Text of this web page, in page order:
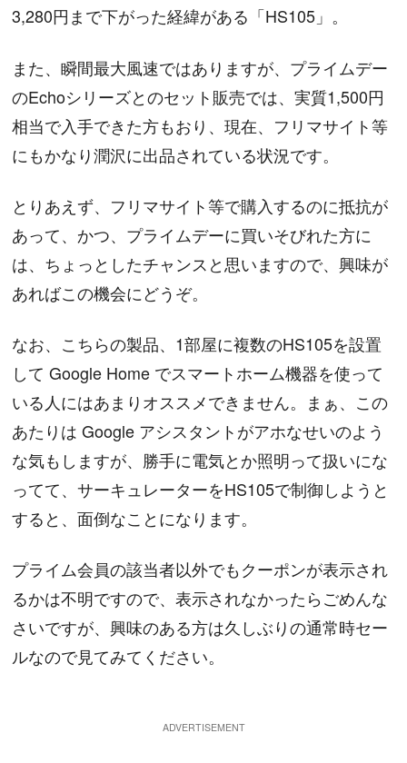
3,280円まで下がった経緯がある「HS105」。
また、瞬間最大風速ではありますが、プライムデー
のEchoシリーズとのセット販売では、実質1,500円
相当で入手できた方もおり、現在、フリマサイト等
にもかなり潤沢に出品されている状況です。
とりあえず、フリマサイト等で購入するのに抵抗が
あって、かつ、プライムデーに買いそびれた方に
は、ちょっとしたチャンスと思いますので、興味が
あればこの機会にどうぞ。
なお、こちらの製品、1部屋に複数のHS105を設置
して Google Home でスマートホーム機器を使って
いる人にはあまりオススメできません。まぁ、この
あたりは Google アシスタントがアホなせいのよう
な気もしますが、勝手に電気とか照明って扱いにな
ってて、サーキュレーターをHS105で制御しようと
すると、面倒なことになります。
プライム会員の該当者以外でもクーポンが表示され
るかは不明ですので、表示されなかったらごめんな
さいですが、興味のある方は久しぶりの通常時セー
ルなので見てみてください。